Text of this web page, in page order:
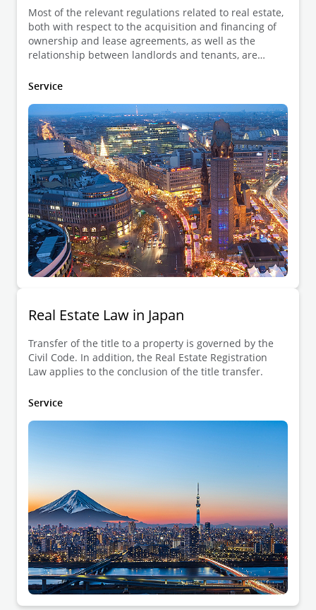
Most of the relevant regulations related to real estate,
both with respect to the acquisition and financing of
ownership and lease agreements, as well as the
relationship between landlords and tenants, are
Bürgerliches Gesetzbuch (BGB)).
Service
Real Estate Law in Japan
Transfer of the title to a property is governed by the
Civil Code. In addition, the Real Estate Registration
Law applies to the conclusion of the title transfer.
Service